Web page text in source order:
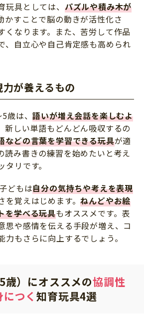
具としては、 パズルや積み木が
かすことで脳の動きが活性化さ
くなります。また、苦労して作品
、自立心や自己肯定感も高められ
が養えるもの
5歳は、語いが増え会話を楽しむよ
新しい単語もどんどん吸収するの
などの言葉を学習できる玩具が適
読み書きの練習を始めたいと考え
リです。
どもは自分の気持ちや考えを表現
を覚えはじめます。ねんどやお絵
を学べる玩具もオススメです。表
思や感情を伝える手段が増え、コ
力もさらに向上するでしょう。
歳）にオススメの協調性
につく知育玩具4選